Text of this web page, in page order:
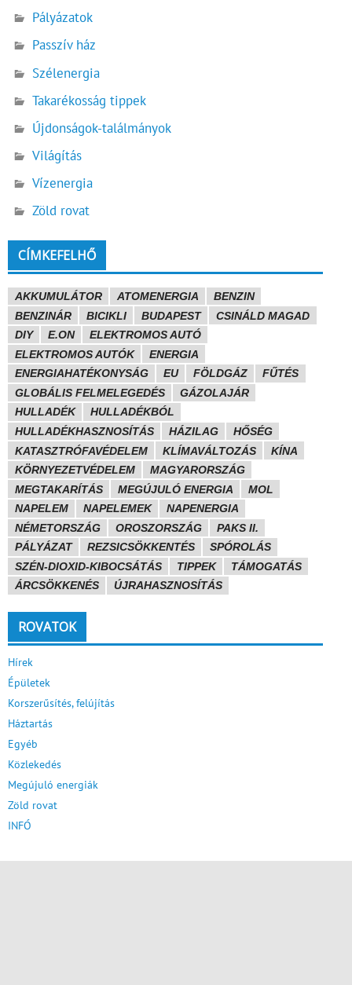
Pályázatok
Passzív ház
Szélenergia
Takarékosság tippek
Újdonságok-találmányok
Világítás
Vízenergia
Zöld rovat
CÍMKEFELHŐ
AKKUMULÁTOR ATOMENERGIA
BENZIN
BENZINÁR
BICIKLI BUDAPEST
CSINÁLD MAGAD
DIY
E.ON
ELEKTROMOS AUTÓ
ELEKTROMOS AUTÓK
ENERGIA
ENERGIAHATÉKONYSÁG
EU FÖLDGÁZ
FŰTÉS
GLOBÁLIS FELMELEGEDÉS
GÁZOLAJÁR
HULLADÉK
HULLADÉKBÓL
HULLADÉKHASZNOSÍTÁS
HÁZILAG
HŐSÉG
KATASZTRÓFAVÉDELEM
KLÍMAVÁLTOZÁS
KÍNA
KÖRNYEZETVÉDELEM
MAGYARORSZÁG
MEGTAKARÍTÁS
MEGÚJULÓ ENERGIA
MOL
NAPELEM
NAPELEMEK
NAPENERGIA
NÉMETORSZÁG
OROSZORSZÁG
PAKS II.
PÁLYÁZAT
REZSICSÖKKENTÉS
SPÓROLÁS
SZÉN-DIOXID-KIBOCSÁTÁS
TIPPEK
TÁMOGATÁS
ÁRCSÖKKENÉS
ÚJRAHASZNOSÍTÁS
ROVATOK
Hírek
Épületek
Korszerűsítés, felújítás
Háztartás
Egyéb
Közlekedés
Megújuló energiák
Zöld rovat
INFÓ